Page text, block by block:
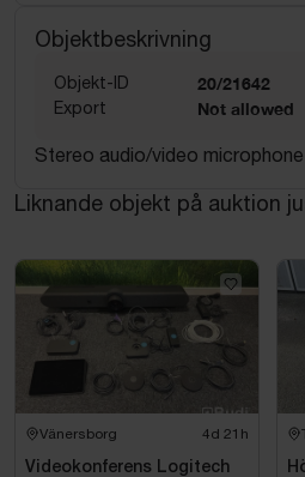
Objektbeskrivning
Objekt-ID 20/21642
Export Not allowed
Stereo audio/video microphone
Liknande objekt på auktion
Vänersborg 4d 21h
Videokonferens Logitech